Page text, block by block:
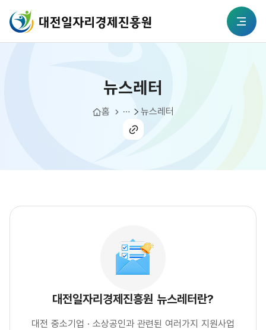
대전일자리경제진흥원
뉴스레터
홈
알림소식 뉴스레터
대전일자리경제진흥원 뉴스레터란?
대전 중소기업 · 소상공인과 관련된 여러가지 지원사업